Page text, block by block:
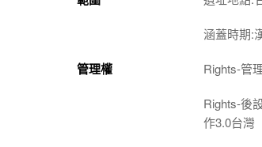
涵蓋時期:
管理權 Rights-管
Rights-後
作3.0台灣